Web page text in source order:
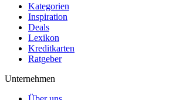
Kategorien
Inspiration
Deals
Lexikon
Kreditkarten
Ratgeber
Unternehmen